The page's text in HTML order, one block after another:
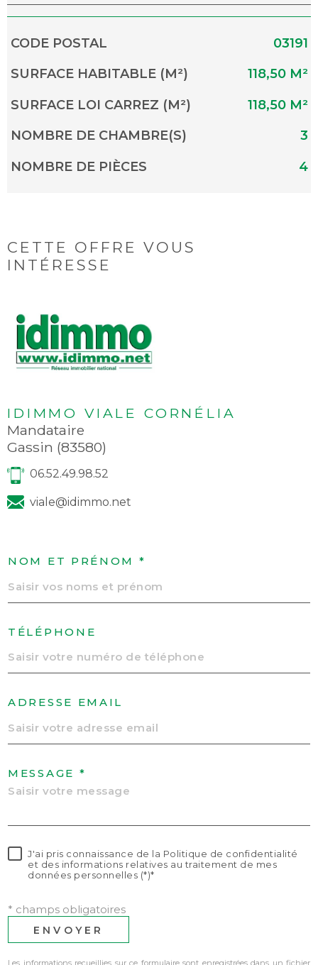
Caractérisque Valeurs
CODE POSTAL
03191
SURFACE HABITABLE (M²)
118,50 M²
SURFACE LOI CARREZ (M²)
118,50 M²
NOMBRE DE CHAMBRE(S)
3
NOMBRE DE PIÈCES
4
CETTE OFFRE VOUS
INTÉRESSE
IDIMMO VIALE CORNÉLIA
Mandataire
Gassin (83580)
06.52.49.98.52
viale@idimmo.net
NOM ET PRÉNOM *
TÉLÉPHONE
ADRESSE EMAIL
MESSAGE *
J'ai pris connaissance de la Politique de confidentialité
et des informations relatives au traitement de mes
données personnelles (*)*
* champs obligatoires
ENVOYER
Les informations recueillies sur ce formulaire sont enregistrées dans un fichier